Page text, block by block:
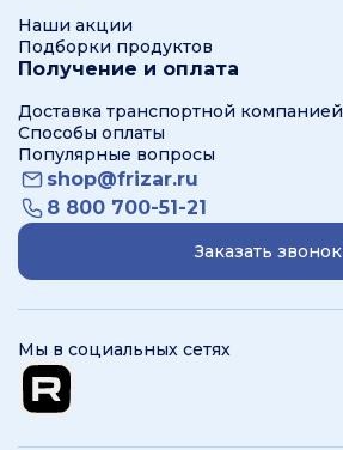
Наши акции
Подборки продуктов
Получение и оплата
Доставка транспортной компанией
Способы оплаты
Популярные вопросы
shop@frizar.ru
8 800 700-51-21
Заказать звонок
Мы в социальных сетях